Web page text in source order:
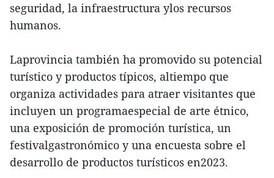
seguridad, la infraestructura ylos recursos
humanos.
Laprovincia también ha promovido su potencial
turístico y productos típicos, altiempo que
organiza actividades para atraer visitantes que
incluyen un programaespecial de arte étnico,
una exposición de promoción turística, un
festivalgastronómico y una encuesta sobre el
desarrollo de productos turísticos en2023.